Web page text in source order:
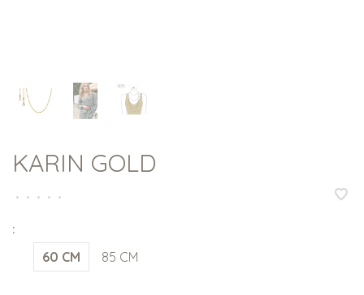
KARIN GOLD
• • • • •
:
60 CM 85 CM